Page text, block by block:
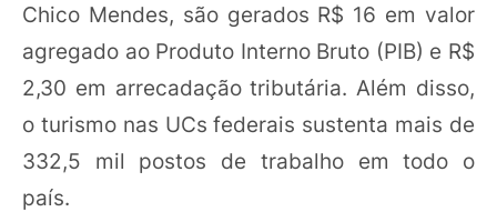
Chico Mendes, são gerados R$ 16 em valor
agregado ao Produto Interno Bruto (PIB) e R$
2,30 em arrecadação tributária. Além disso,
o turismo nas UCs federais sustenta mais de
332,5 mil postos de trabalho em todo o
país.